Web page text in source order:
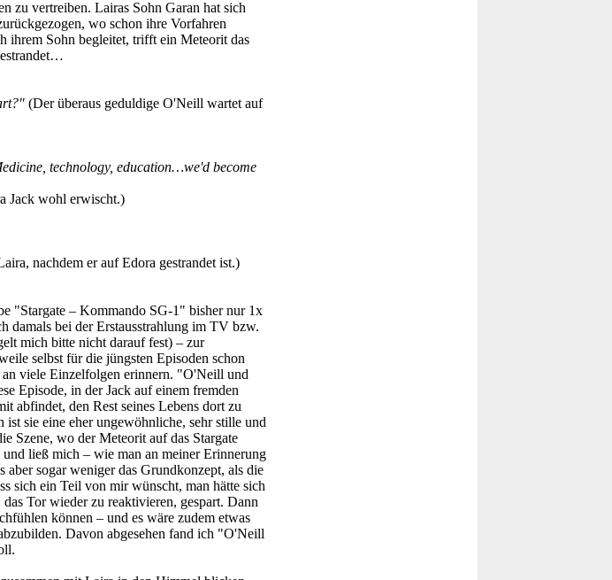
zu vertreiben. Lairas Sohn Garan hat sich
wo schon ihre Vorfahren
ihrem Sohn begleitet, trifft ein Meteorit das
(Der überaus geduldige O'Neill wartet auf
technology, education…we'd become
Jack wohl erwischt.)
nachdem er auf Edora gestrandet ist.)
"Stargate – Kommando SG-1" bisher nur 1x
damals bei der Erstausstrahlung im TV bzw.
mich bitte nicht darauf fest) – zur
selbst für die jüngsten Episoden schon
viele Einzelfolgen erinnern. "O'Neill und
Episode, in der Jack auf einem fremden
abfindet, den Rest seines Lebens dort zu
sie eine eher ungewöhnliche, sehr stille und
Szene, wo der Meteorit auf das Stargate
ließ mich – wie man an meiner Erinnerung
sogar weniger das Grundkonzept, als die
sich ein Teil von mir wünscht, man hätte sich
Tor wieder zu reaktivieren, gespart. Dann
können – und es wäre zudem etwas
Davon abgesehen fand ich "O'Neill